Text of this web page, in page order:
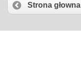
Strona głowna